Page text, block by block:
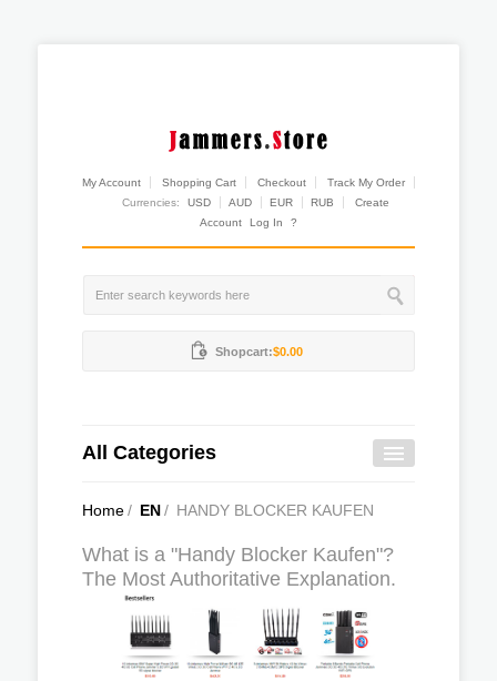
My Account Shopping Cart Checkout
Track My Order
Currencies:
USD AUD EUR RUB
Create
Account
Log In ?
Shopcart:$0.00
All Categories
Home/ EN/ HANDY BLOCKER KAUFEN
What is a "Handy Blocker Kaufen"?
The Most Authoritative Explanation.